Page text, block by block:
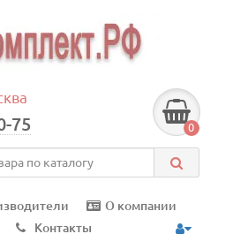
75 0
О компании
Контакты